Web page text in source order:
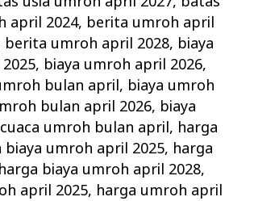
april 2024, berita umroh april
berita umroh april 2028, biaya
, biaya umroh april 2026,
bulan april, biaya umroh
bulan april 2026, biaya
cuaca umroh bulan april, harga
biaya umroh april 2025, harga
harga biaya umroh april 2028,
april 2025, harga umroh april